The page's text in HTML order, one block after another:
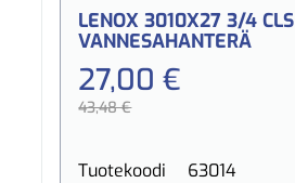
LENOX 3010X27 3/4 CLS
VANNESAHANTERÄ
27,00 €
43,48 €
Tuotekoodi 63014